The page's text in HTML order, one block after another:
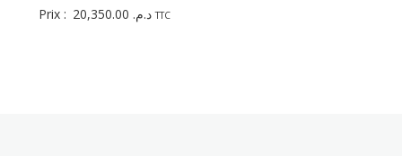
Prix : د.م. TTC